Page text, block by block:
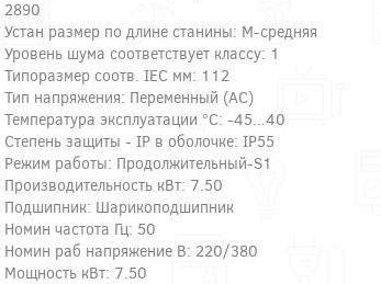
2890
Устан размер по длине станины: M-средняя
Уровень шума соответствует классу: 1
Типоразмер соотв. IEC мм: 112
Тип напряжения: Переменный (AC)
Температура эксплуатации °C: -45...40
Степень защиты - IP в оболочке: IP55
Режим работы: Продолжительный-S1
Производительность кВт: 7.50
Подшипник: Шарикоподшипник
Номин частота Гц: 50
Номин раб напряжение В: 220/380
Мощность кВт: 7.50